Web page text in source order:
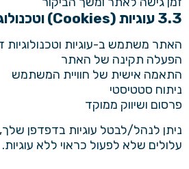
3.3 עוגיות (Cookies) וטכנולוגיות דומות
האתר משתמש ב-עוגיות וטכנולוגיות
הפעלה תקינה של האתר
התאמה אישית של חוויית המשתמש
ניתוח סטטיסטי
פרסום ושיווק ממוקד
ניתן לנהל/לבטל עוגיות בדפדפן
עלולים שלא לפעול כראוי ללא עוגיות.